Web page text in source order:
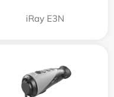
iRay E3N